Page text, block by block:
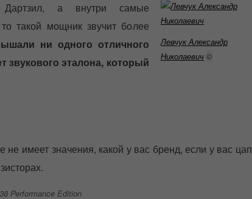
Левчук Александр
Николаевич ©
а внутри самые
такой мощник звучит более
ни одного отличного
звукового эталона, который
имеет значения, какой у вас бренд, если у вас цап